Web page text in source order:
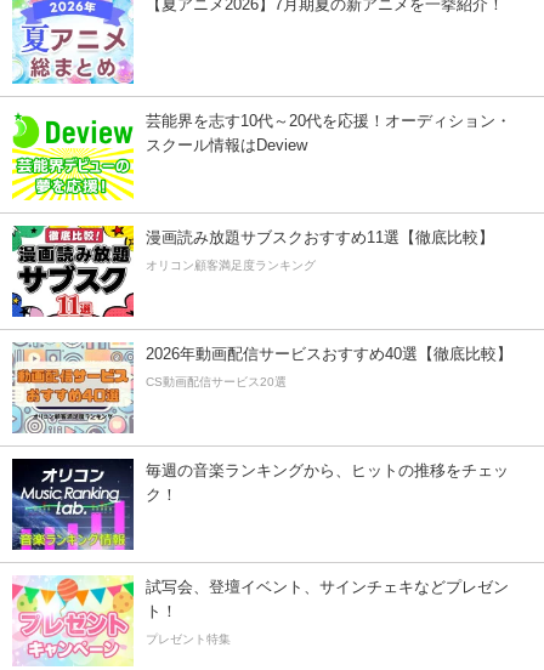
【夏アニメ2026】7月期夏の新アニメを一挙紹介！
芸能界を志す10代～20代を応援！オーディション・
スクール情報はDeview
漫画読み放題サブスクおすすめ11選【徹底比較】
オリコン顧客満足度ランキング
2026年動画配信サービスおすすめ40選【徹底比較】
CS動画配信サービス20選
毎週の音楽ランキングから、ヒットの推移をチェッ
ク！
試写会、登壇イベント、サインチェキなどプレゼン
ト！
プレゼント特集